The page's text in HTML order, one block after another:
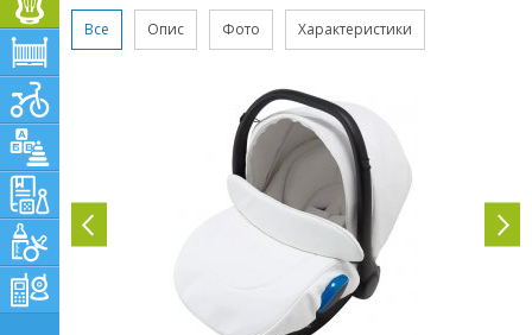
Все Опис Фото Характеристики